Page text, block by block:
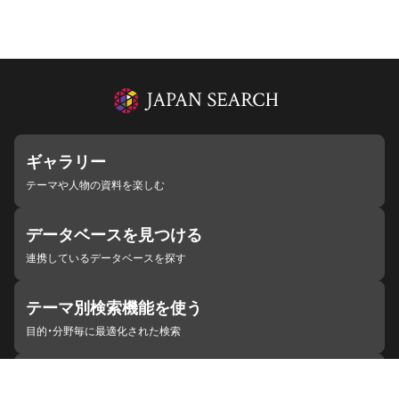
ギャラリー
テーマや人物の資料を楽しむ
データベースを見つける
連携しているデータベースを探す
テーマ別検索機能を使う
目的・分野毎に最適化された検索